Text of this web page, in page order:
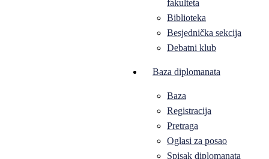
fakulteta
Biblioteka
Besjednička sekcija
Debatni klub
Baza diplomanata
Baza
Registracija
Pretraga
Oglasi za posao
Spisak diplomanata